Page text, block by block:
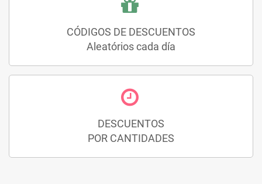
CÓDIGOS DE DESCUENTOS
Aleatórios cada día
DESCUENTOS
POR CANTIDADES